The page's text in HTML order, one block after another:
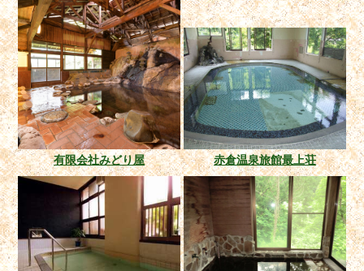
有限会社みどり屋 赤倉温泉旅館最上荘